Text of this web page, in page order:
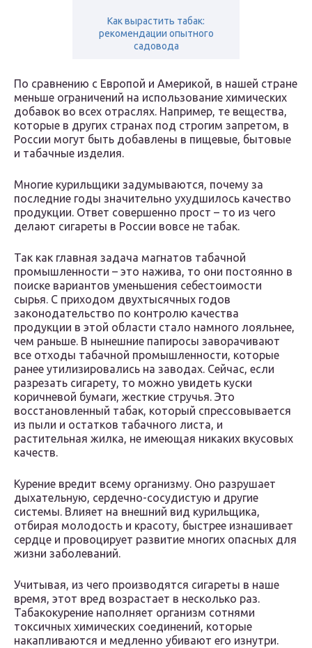
Как вырастить табак:
рекомендации опытного
садовода
По сравнению с Европой и Америкой, в нашей стране
меньше ограничений на использование химических
добавок во всех отраслях. Например, те вещества,
которые в других странах под строгим запретом, в
России могут быть добавлены в пищевые, бытовые
и табачные изделия.
Многие курильщики задумываются, почему за
последние годы значительно ухудшилось качество
продукции. Ответ совершенно прост – то из чего
делают сигареты в России вовсе не табак.
Так как главная задача магнатов табачной
промышленности – это нажива, то они постоянно в
поиске вариантов уменьшения себестоимости
сырья. С приходом двухтысячных годов
законодательство по контролю качества
продукции в этой области стало намного лояльнее,
чем раньше. В нынешние папиросы заворачивают
все отходы табачной промышленности, которые
ранее утилизировались на заводах. Сейчас, если
разрезать сигарету, то можно увидеть куски
коричневой бумаги, жесткие стручья. Это
восстановленный табак, который спрессовывается
из пыли и остатков табачного листа, и
растительная жилка, не имеющая никаких вкусовых
качеств.
Курение вредит всему организму. Оно разрушает
дыхательную, сердечно-сосудистую и другие
системы. Влияет на внешний вид курильщика,
отбирая молодость и красоту, быстрее изнашивает
сердце и провоцирует развитие многих опасных для
жизни заболеваний.
Учитывая, из чего производятся сигареты в наше
время, этот вред возрастает в несколько раз.
Табакокурение наполняет организм сотнями
токсичных химических соединений, которые
накапливаются и медленно убивают его изнутри.